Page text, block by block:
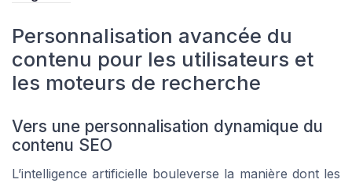
Personnalisation avancée du
contenu pour les utilisateurs et
les moteurs de recherche
Vers une personnalisation dynamique du
contenu SEO
L’intelligence artificielle bouleverse la manière dont les